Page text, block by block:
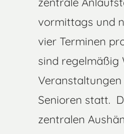
vormittags und
vier Terminen
sind regelmäßig
Senioren statt.
zentralen